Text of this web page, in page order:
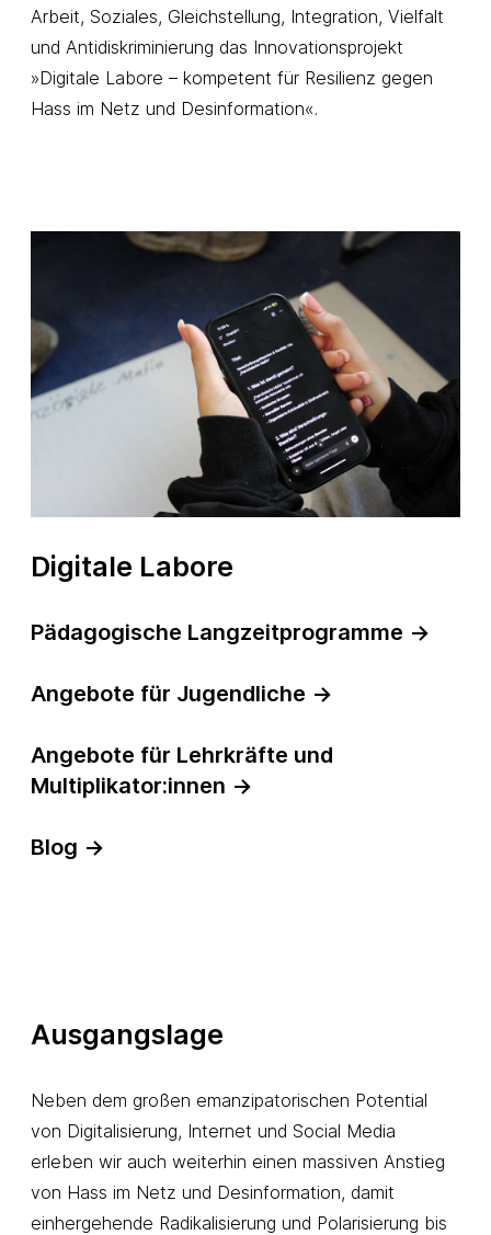
Arbeit, Soziales, Gleichstellung, Integration, Vielfalt
und Antidiskriminierung das Innovationsprojekt
»Digitale Labore – kompetent für Resilienz gegen
Hass im Netz und Desinformation«.
Digitale Labore
Pädagogische Langzeitprogramme →
Angebote für Jugendliche →
Angebote für Lehrkräfte und
Multiplikator:innen →
Blog →
Ausgangslage
Neben dem großen emanzipatorischen Potential
von Digitalisierung, Internet und Social Media
erleben wir auch weiterhin einen massiven Anstieg
von Hass im Netz und Desinformation, damit
einhergehende Radikalisierung und Polarisierung bis